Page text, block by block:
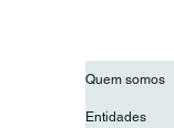
Quem somos
Entidades